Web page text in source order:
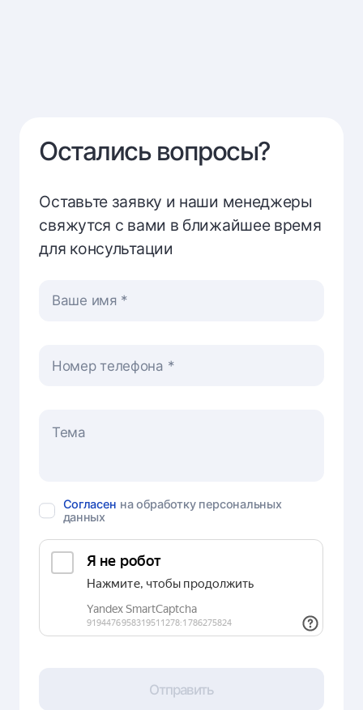
Остались вопросы?
Оставьте заявку и наши менеджеры
свяжутся с вами в ближайшее время
для консультации
Ваше имя
Номер телефона
Согласен на обработку персональных
данных
Отправить